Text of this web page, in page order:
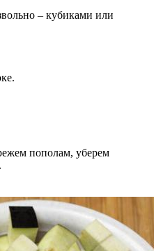
– кубиками или
пополам, уберем